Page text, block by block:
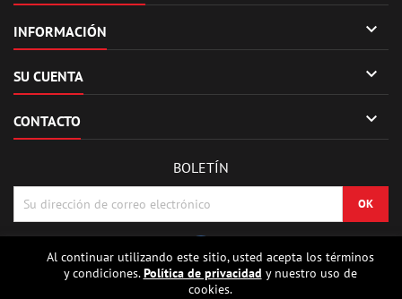
INFORMACIÓN 
SU CUENTA 
CONTACTO 
Al continuar utilizando este sitio, usted acepta los términos
y condiciones.Política de privacidad y nuestro uso de
cookies.
BOLETÍN